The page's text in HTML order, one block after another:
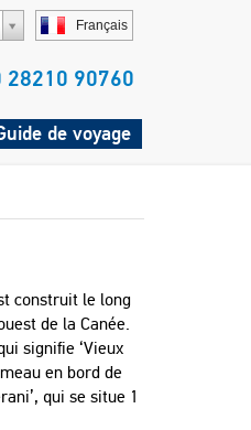
Français
28210 90760
de voyage
construit le long
de la Canée.
signifie ‘Vieux
en bord de
qui se situe 1